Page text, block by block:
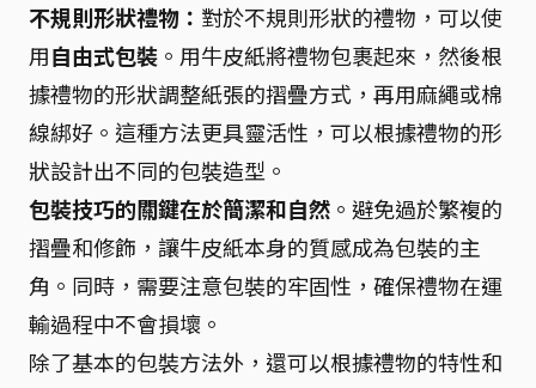
不規則形狀禮物： 對於不規則形狀的禮物，可以使
用自由式包裝 。用牛皮紙將禮物包裹起來，然後根
據禮物的形狀調整紙張的摺疊方式，再用麻繩或棉
線綁好。這種方法更具靈活性，可以根據禮物的形
狀設計出不同的包裝造型。
包裝技巧的關鍵在於簡潔和自然 。避免過於繁複的
摺疊和修飾，讓牛皮紙本身的質感成為包裝的主
角。同時，需要注意包裝的牢固性，確保禮物在運
輸過程中不會損壞。
除了基本的包裝方法外，還可以根據禮物的特性和